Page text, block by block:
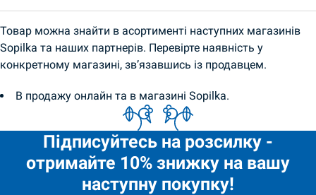
Товар можна знайти в асортименті наступних магазинів
Sopilka та наших партнерів. Перевірте наявність у
конкретному магазині, зв’язавшись із продавцем.
В продажу онлайн та в магазині Sopilka.
Підписуйтесь на розсилку -
отримайте 10% знижку на вашу
наступну покупку!